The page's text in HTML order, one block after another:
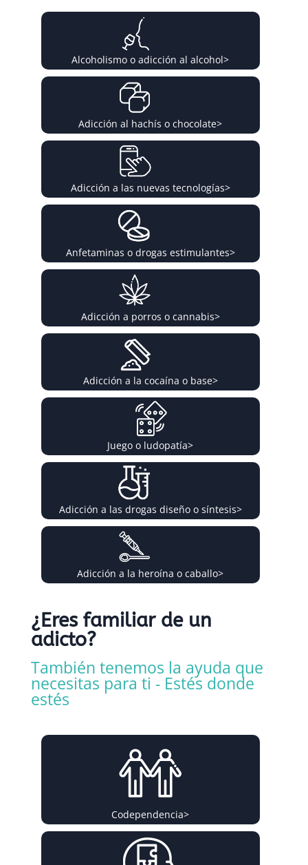
Alcoholismo o adicción al alcohol>
Adicción al hachís o chocolate>
Adicción a las nuevas tecnologías>
Anfetaminas o drogas estimulantes>
Adicción a porros o cannabis>
Adicción a la cocaína o base>
Juego o ludopatía>
Adicción a las drogas diseño o síntesis>
Adicción a la heroína o caballo>
¿Eres familiar de un
adicto?
También tenemos la ayuda que
necesitas para ti - Estés donde
estés
Codependencia>